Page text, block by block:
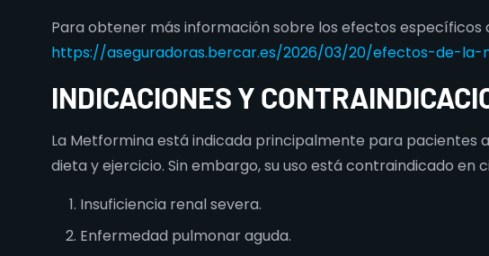
Para obtener más información sobre los efectos específicos
https://aseguradoras.bercar.es/2026/03/20/efectos-de-
INDICACIONES Y
La Metformina está indicada principalmente para pacientes
dieta y ejercicio. Sin embargo, su uso está contraindicado en
Insuficiencia renal severa.
Enfermedad pulmonar aguda.